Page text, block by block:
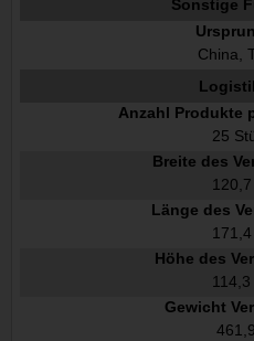
Sonstige
China,
Anzahl Produkte
25
Breite des
Länge des
Höhe des
Gewicht